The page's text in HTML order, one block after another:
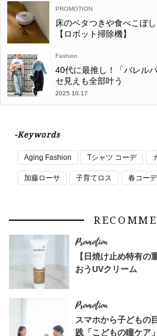
床のベタつきや食べこぼ
【ロボット掃除機】
Fashion
40代に最推し！「バレル
セ見えも全部叶う
2025.10.17
-Keywords
Aging Fashion Tシャツ コーデ
加藤ローサ 子育てロス 春コー
【日焼け止め特有の
おうUVクリーム
スマホから子どもの
践「こどもの瞳ケア」